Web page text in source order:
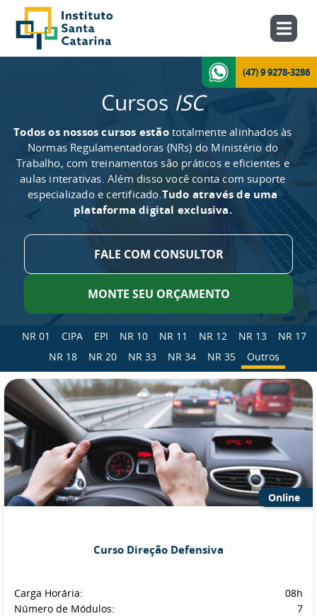
(47) 9 9278-3286
Cursos ISC
Todos os nossos cursos estãototalmente alinhados às
Normas Regulamentadoras (NRs) do Ministério do
Trabalho, com treinamentos são práticos e eficientes e
aulas interativas. Além disso você conta com suporte
especializado e certificado.Tudo através de uma
plataforma digital exclusiva.
FALE COM CONSULTOR
MONTE SEU ORÇAMENTO
NR 01 CIPA EPI NR 10 NR 11 NR 12 NR 13
NR 17
NR 18
NR 20 NR 33 NR 34 NR 35 Outros
Online
Curso Direção Defensiva
Carga Horária:
08h
Número de Módulos:
7